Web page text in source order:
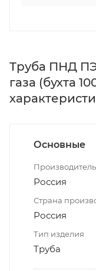
Труба ПНД ПЭ
газа (бухта
Основные
Производитель
Россия
Страна
Россия
Тип изделия
Труба